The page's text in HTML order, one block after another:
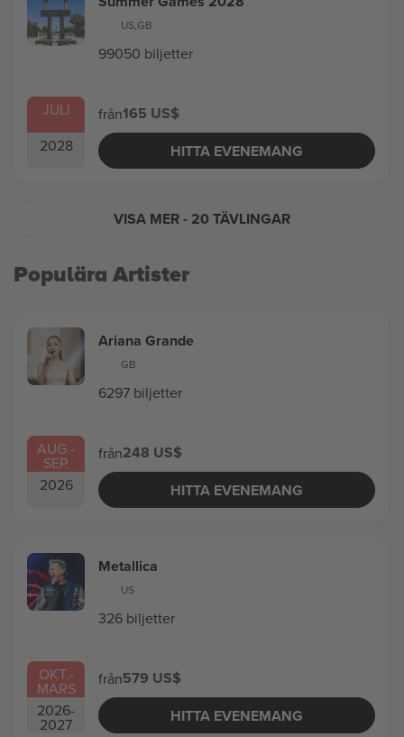
JULI
2028
US,GB
99050 biljetter
från165 US$
HITTA EVENEMANG
VISA MER- 20 TÄVLINGAR
Populära Artister
AUG.-
SEP.
2026
Ariana Grande
GB
6297 biljetter
från248 US$
HITTA EVENEMANG
OKT.-
MARS
2026-
2027
Metallica
US
326 biljetter
från579 US$
HITTA EVENEMANG